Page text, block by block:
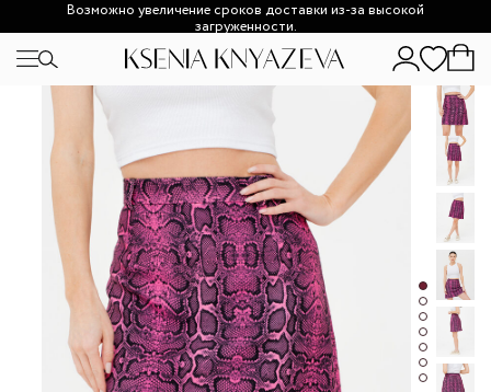
Возможно увеличение сроков доставки из-за высокой
загруженности.